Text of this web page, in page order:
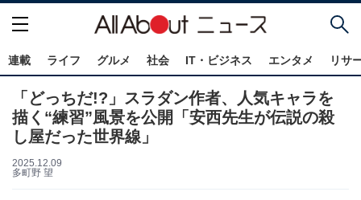
連載 ライフ グルメ 社会 IT・ビジネス エンタメ リサ
「どっちだ!?」スラダン作者、人気キャラを
描く“練習”風景を公開「安西先生が伝説の殺
し屋だった世界線」
2025.12.09
多町野 望